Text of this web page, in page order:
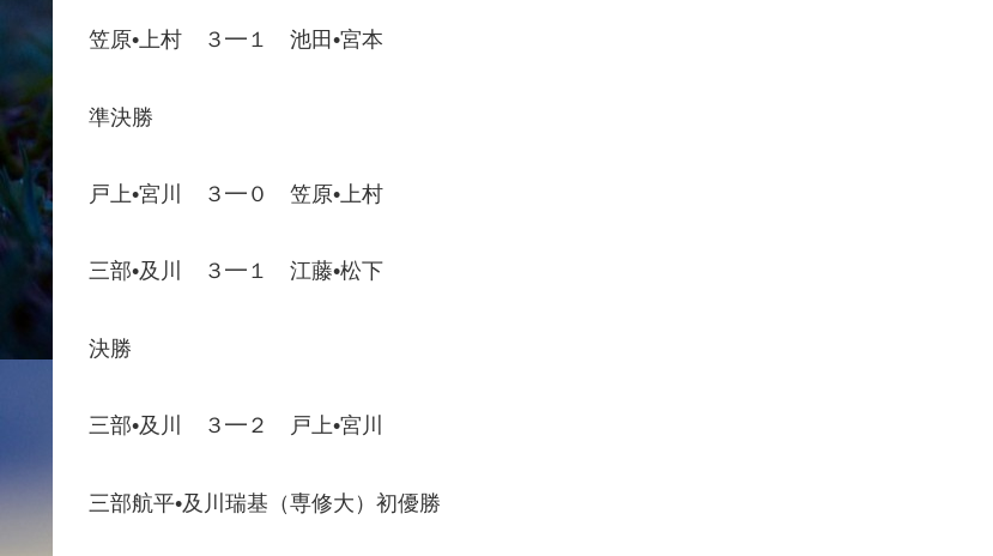
笠原•上村 ３━１ 池田•宮本
準決勝
戸上•宮川 ３━０ 笠原•上村
三部•及川 ３━１ 江藤•松下
決勝
三部•及川 ３━２ 戸上•宮川
三部航平•及川瑞基（専修大）初優勝